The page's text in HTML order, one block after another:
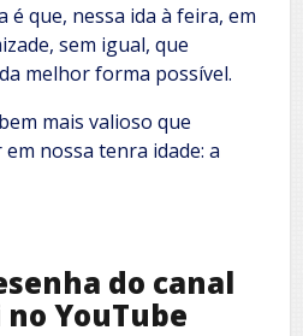
é que, nessa ida à feira, em
sem igual, que
melhor forma possível.
mais valioso que
nossa tenra idade: a
do canal
YouTube